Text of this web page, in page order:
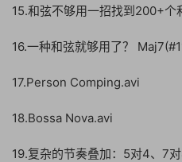
15.和弦不够用一招找到200+个
16.一种和弦就够用了？
17.Person Comping.avi
18.Bossa Nova.avi
19.复杂的节奏叠加：5对4、7